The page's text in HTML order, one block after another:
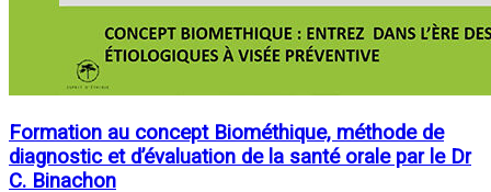
Formation au concept Biométhique, méthode de
diagnostic et d’évaluation de la santé orale par le Dr
C. Binachon